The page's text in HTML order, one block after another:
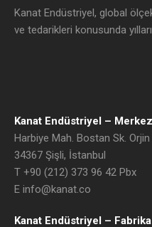
Kanat Endüstriyel, global
ve tedarikleri konusunda
Kanat Endüstriyel –
Harbiye Mah. Bostan Sk.
34367Şişli, İstanbul
T +90 (212) 373 96 42 Pbx
E info@kanat.co
Kanat Endüstriyel – Fabrika